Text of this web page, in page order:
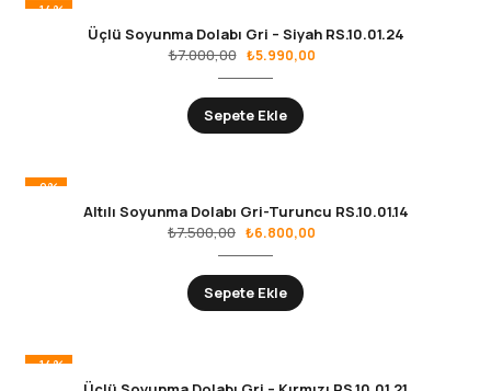
-14%
Üçlü Soyunma Dolabı Gri – Siyah RS.10.01.24
₺7.000,00 ₺5.990,00
Sepete Ekle
-9%
Altılı Soyunma Dolabı Gri-Turuncu RS.10.01.14
₺7.500,00 ₺6.800,00
Sepete Ekle
-14%